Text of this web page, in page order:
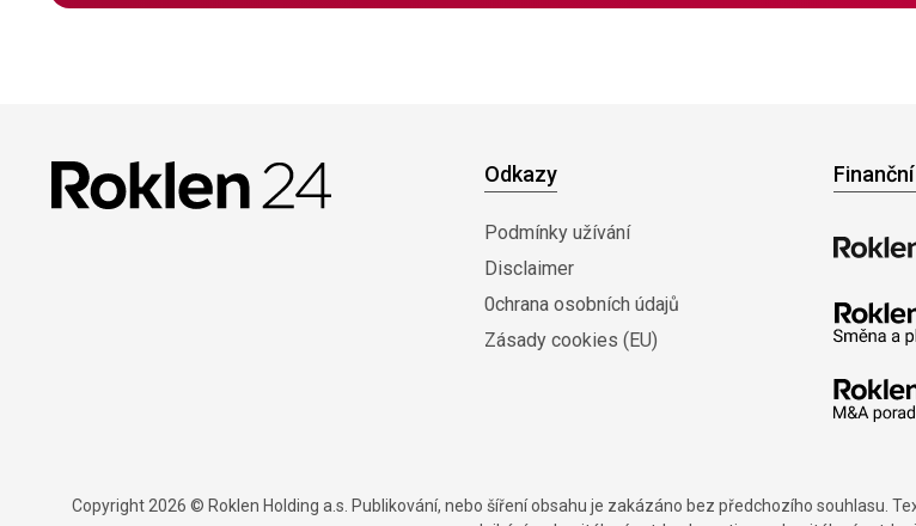
Odkazy
Podmínky užívání
Disclaimer
0chrana osobních údajů
Zásady cookies (EU)
Copyright 2026 © Roklen Holding a.s. Publikování, nebo šíření obsahu je zakázáno bez předchozího souhlasu.